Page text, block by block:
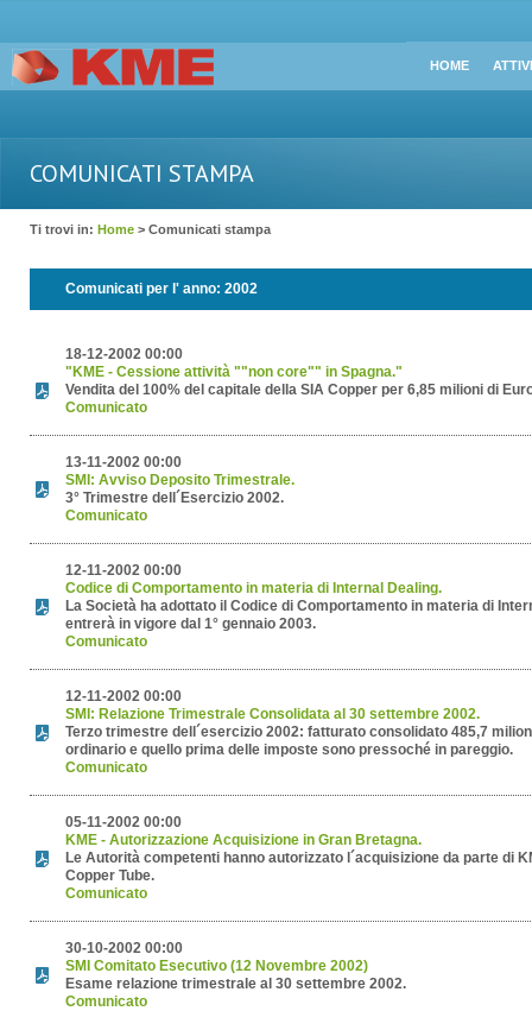
HOME
COMUNICATI STAMPA
Ti trovi in: Home > Comunicati stampa
Comunicati per l' anno: 2002
18-12-2002 00:00
"KME - Cessione attività ""non core"" in Spagna."
Vendita del 100% del capitale della SIA Copper per 6,85 milioni di
Comunicato
13-11-2002 00:00
SMI: Avviso Deposito Trimestrale.
3° Trimestre dell´Esercizio 2002.
Comunicato
12-11-2002 00:00
Codice di Comportamento in materia di Internal Dealing.
La Società ha adottato il Codice di Comportamento in materia di
entrerà in vigore dal 1° gennaio 2003.
Comunicato
12-11-2002 00:00
SMI: Relazione Trimestrale Consolidata al 30 settembre 2002.
Terzo trimestre dell´esercizio 2002: fatturato consolidato 485,7
ordinario e quello prima delle imposte sono pressoché in pareggio.
Comunicato
05-11-2002 00:00
KME - Autorizzazione Acquisizione in Gran Bretagna.
Le Autorità competenti hanno autorizzato l´acquisizione da parte di
Copper Tube.
Comunicato
30-10-2002 00:00
SMI Comitato Esecutivo (12 Novembre 2002)
Esame relazione trimestrale al 30 settembre 2002.
Comunicato